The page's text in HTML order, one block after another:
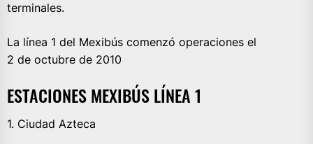
terminales.
La línea 1 del Mexibús comenzó operaciones el
2 de octubre de 2010
ESTACIONES MEXIBÚS LÍNEA 1
1. Ciudad Azteca